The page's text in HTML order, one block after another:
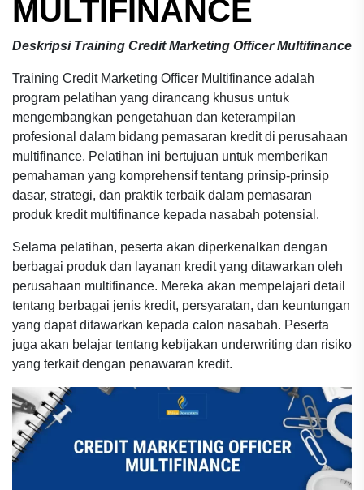
MULTIFINANCE
Deskripsi Training Credit Marketing Officer Multifinance
Training Credit Marketing Officer Multifinance adalah
program pelatihan yang dirancang khusus untuk
mengembangkan pengetahuan dan keterampilan
profesional dalam bidang pemasaran kredit di perusahaan
multifinance. Pelatihan ini bertujuan untuk memberikan
pemahaman yang komprehensif tentang prinsip-prinsip
dasar, strategi, dan praktik terbaik dalam pemasaran
produk kredit multifinance kepada nasabah potensial.
Selama pelatihan, peserta akan diperkenalkan dengan
berbagai produk dan layanan kredit yang ditawarkan oleh
perusahaan multifinance. Mereka akan mempelajari detail
tentang berbagai jenis kredit, persyaratan, dan keuntungan
yang dapat ditawarkan kepada calon nasabah. Peserta
juga akan belajar tentang kebijakan underwriting dan risiko
yang terkait dengan penawaran kredit.